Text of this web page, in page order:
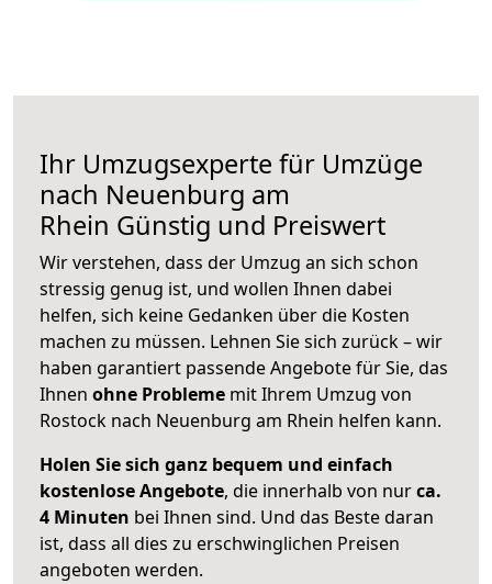
Ihr Umzugsexperte für Umzüge
nach Neuenburg am
Rhein Günstig und Preiswert
Wir verstehen, dass der Umzug an sich schon
stressig genug ist, und wollen Ihnen dabei
helfen, sich keine Gedanken über die Kosten
machen zu müssen. Lehnen Sie sich zurück – wir
haben garantiert passende Angebote für Sie, das
Ihnen ohne Probleme mit Ihrem Umzug von
Rostock nach Neuenburg am Rhein helfen kann.
Holen Sie sich ganz bequem und einfach
kostenlose Angebote, die innerhalb von nurca.
4 Minuten bei Ihnen sind. Und das Beste daran
ist, dass all dies zu erschwinglichen Preisen
angeboten werden.